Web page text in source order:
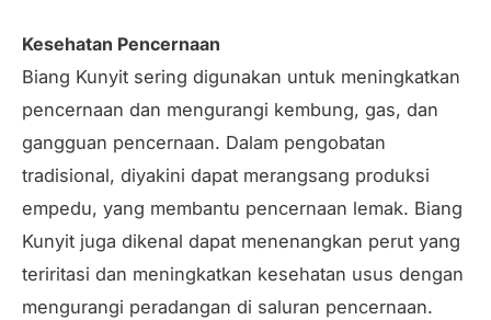
Kesehatan Pencernaan
Biang Kunyit sering digunakan untuk meningkatkan
pencernaan dan mengurangi kembung, gas, dan
gangguan pencernaan. Dalam pengobatan
tradisional, diyakini dapat merangsang produksi
empedu, yang membantu pencernaan lemak. Biang
Kunyit juga dikenal dapat menenangkan perut yang
teriritasi dan meningkatkan kesehatan usus dengan
mengurangi peradangan di saluran pencernaan.